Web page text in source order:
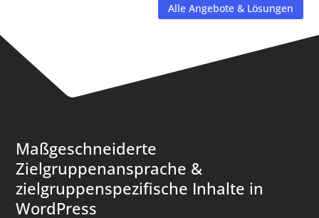
Alle Angebote & Lösungen
Maßgeschneiderte
Zielgruppenansprache &
zielgruppenspezifische Inhalte in
WordPress